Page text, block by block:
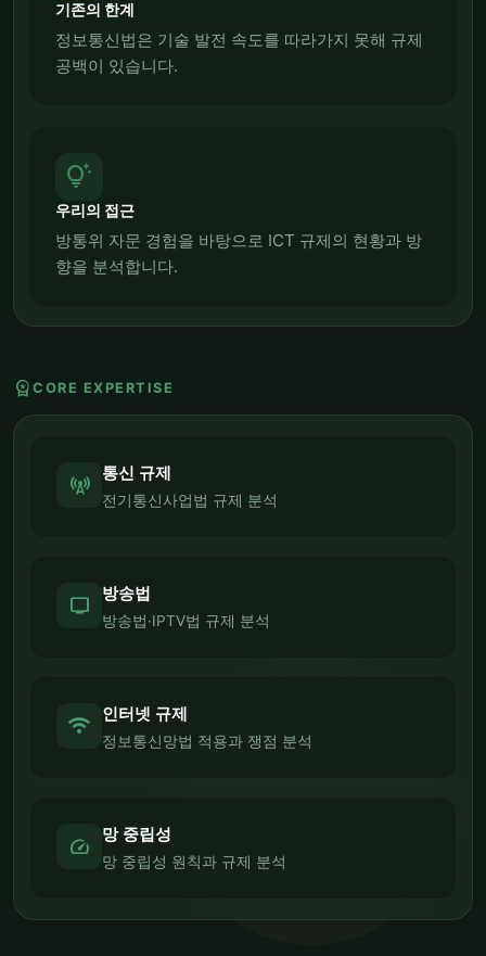
기존의 한계
정보통신법은 기술 발전 속도를 따라가지 못해 규제
공백이 있습니다.
tips_and_updates
우리의 접근
방통위 자문 경험을 바탕으로 ICT 규제의 현황과 방
향을 분석합니다.
workspace_premium CORE EXPERTISE
cell_tower 통신 규제
전기통신사업법 규제 분석
tv 방송법
방송법·IPTV법 규제 분석
wifi 인터넷 규제
정보통신망법 적용과 쟁점 분석
speed 망 중립성
망 중립성 원칙과 규제 분석